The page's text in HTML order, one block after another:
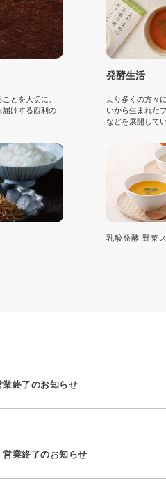
とを大切に、
届けする西利の
発酵生活
より多くの方々
いから生まれた
などを展開してい
乳酸発酵 野菜
業終了のお知らせ
営業終了のお知らせ